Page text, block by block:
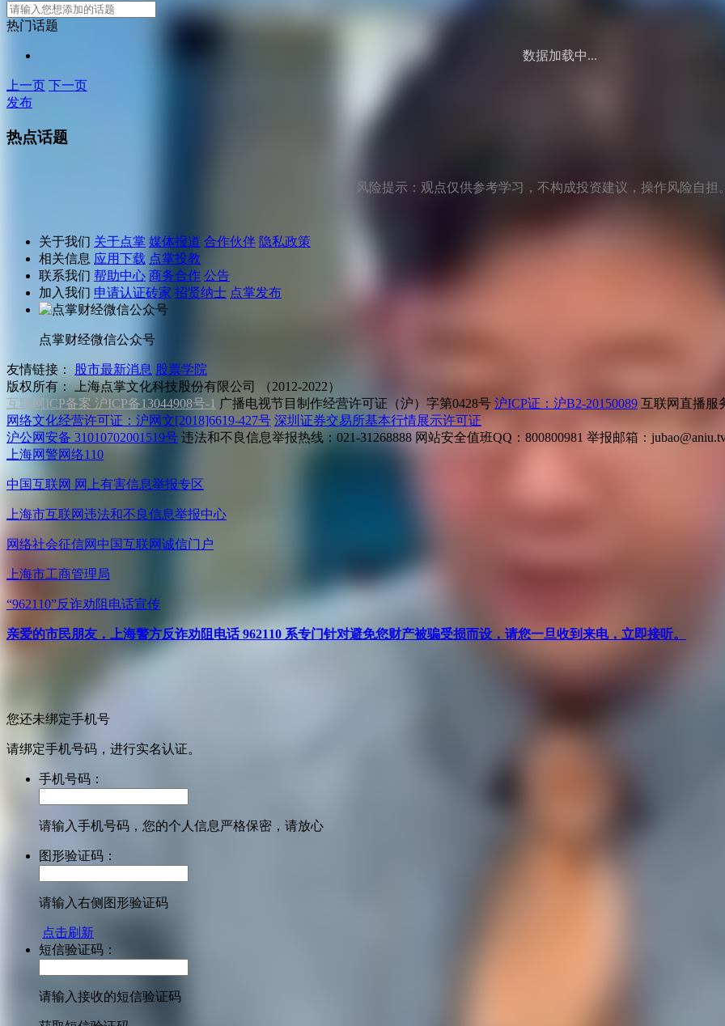
热门话题
数据加载中...
上一页 下一页
发布
热点话题
风险提示：观点仅供参考学习，不构成投资建议，操作风险自担
关于我们 关于点掌 媒体报道 合作伙伴 隐私政策
相关信息 应用下载 点掌投教
联系我们 帮助中心 商务合作 公告
加入我们 申请认证砖家 招贤纳士 点掌发布
点掌财经微信公众号
友情链接： 股市最新消息 股票学院
版权所有：
上海点掌文化科技股份有限公司 （2012-2022）
互联网ICP备案 沪ICP备13044908号-1 广播电视节目制作经营许可证（沪）字第0428号 沪ICP证：沪B2-20150089 互联网直播服
网络文化经营许可证：沪网文[2018]6619-427号 深圳证券交易所基本行情展示许可证
沪公网安备 31010702001519号 违法和不良信息举报热线：021-31268888 网站安全值班QQ：800800981 举报邮箱：
上海网警网络110
中国互联网 网上有害信息举报专区
上海市互联网违法和不良信息举报中心
网络社会征信网 中国互联网诚信门户
上海市工商管理局
“962110”反诈劝阻电话宣传
亲爱的市民朋友，上海警方反诈劝阻电话 962110 系专门针对避免您财产被骗受损而设，请您一旦收到来电，立即接听。
您还未绑定手机号
请绑定手机号码，进行实名认证。
手机号码：
请输入手机号码，您的个人信息严格保密，请放心
图形验证码：
请输入右侧图形验证码
点击刷新
短信验证码：
请输入接收的短信验证码